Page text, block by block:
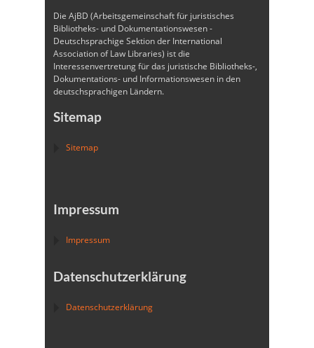
Die AjBD (Arbeitsgemeinschaft für juristisches
Bibliotheks- und Dokumentationswesen -
Deutschsprachige Sektion der International
Association of Law Libraries) ist die
Interessenvertretung für das juristische Bibliotheks-,
Dokumentations- und Informationswesen in den
deutschsprachigen Ländern.
Sitemap
Sitemap
Impressum
Impressum
Datenschutzerklärung
Datenschutzerklärung